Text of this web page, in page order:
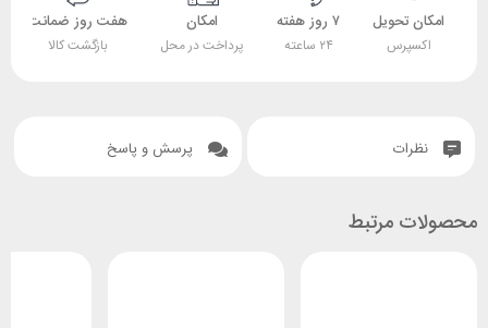
امکان تحویل
اکسپرس
۷ روز هفته
۲۴ ساعته
امکان
پرداخت در محل
هفت روز ضمانت
بازگشت کالا
نظرات پرسش و پاسخ
محصولات مرتبط